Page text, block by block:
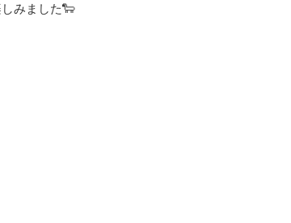
みました🐑